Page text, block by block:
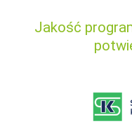
Jakość